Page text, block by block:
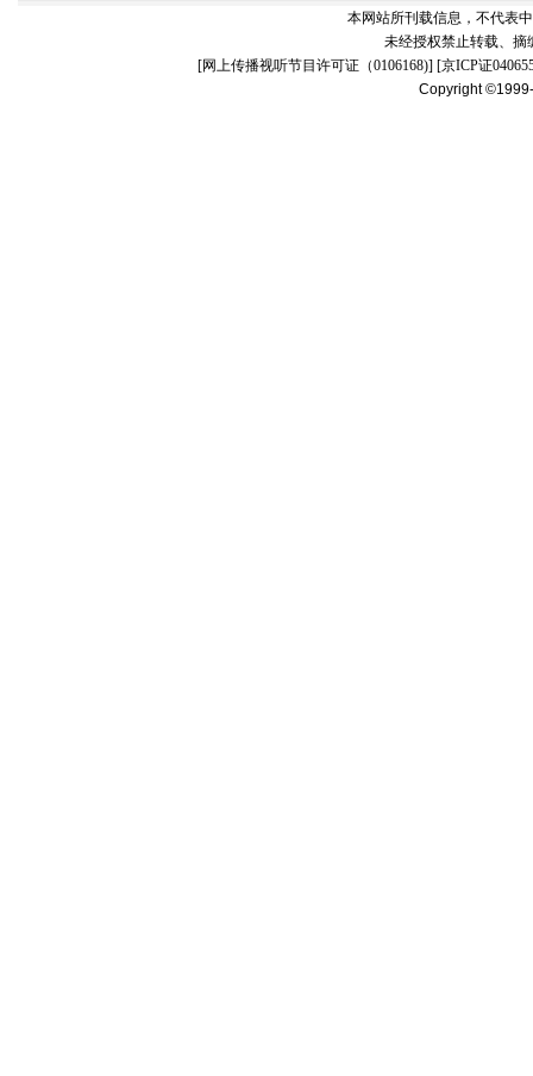
本网站所刊载信息，不代表
未经授权禁止转载、摘
[网上传播视听节目许可证（0106168)] [京ICP证
Copyright